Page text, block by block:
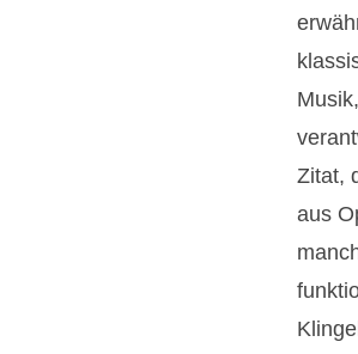
Zitat,
aus